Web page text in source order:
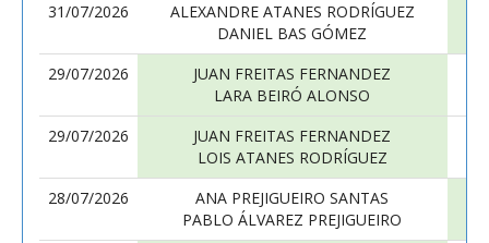
31/07/2026
ALEXANDRE ATANES RODRÍGUEZ
DANIEL BAS GÓMEZ
29/07/2026
JUAN FREITAS FERNANDEZ
LARA BEIRÓ ALONSO
29/07/2026
JUAN FREITAS FERNANDEZ
LOIS ATANES RODRÍGUEZ
28/07/2026
ANA PREJIGUEIRO SANTAS
PABLO ÁLVAREZ PREJIGUEIRO